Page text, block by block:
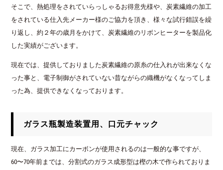
そこで、熱処理をされていらっしゃるお得意先様や、炭素繊維の加工
をされている仕入先メーカー様のご協力を頂き、様々な試行錯誤を繰
り返し、約２年の歳月をかけて、炭素繊維のリボンヒーターを製品化
した実績がございます。
現在では、提供しておりました炭素繊維の原糸の仕入れが出来なくな
った事と、電子制御がされていない昔ながらの織機がなくなってしま
った為、提供できなくなっております。
ガラス瓶製造装置用、口元チャック
現在、ガラス加工にカーボンが使用されるのは一般的な事ですが、
60〜70年前までは、分割式のガラス成形型は樫の木で作られておりま